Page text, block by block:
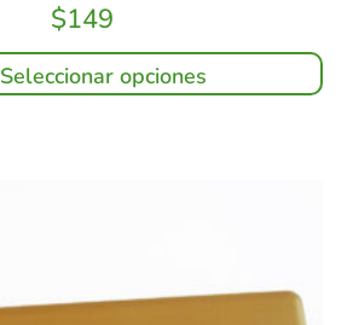
$149
Seleccionar opciones